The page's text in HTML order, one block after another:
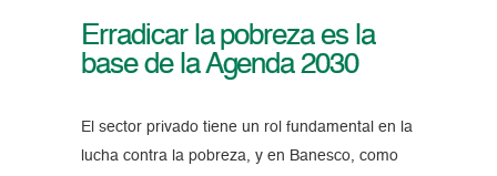
Erradicar la pobreza es la
base de la Agenda 2030
El sector privado tiene un rol fundamental en la
lucha contra la pobreza, y en Banesco, como